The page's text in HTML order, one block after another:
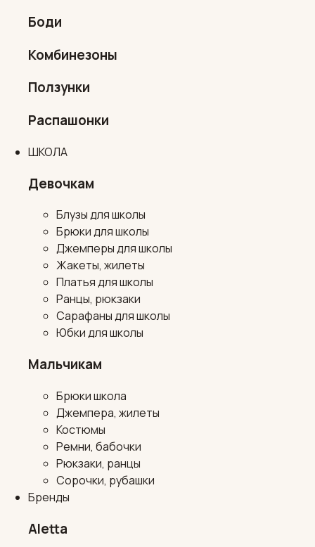
Боди
Комбинезоны
Ползунки
Распашонки
ШКОЛА
Девочкам
Блузы для школы
Брюки для школы
Джемперы для школы
Жакеты, жилеты
Платья для школы
Ранцы, рюкзаки
Сарафаны для школы
Юбки для школы
Мальчикам
Брюки школа
Джемпера, жилеты
Костюмы
Ремни, бабочки
Рюкзаки, ранцы
Сорочки, рубашки
Бренды
Aletta